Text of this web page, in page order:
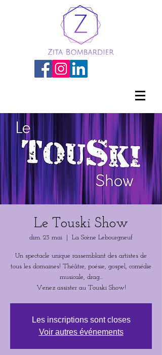
Le Touski Show
dim. 23 mai La Scène Lebourgneuf
Un spectacle unique rassemblant des artistes de
tous les domaines! Théâtre, poésie, gospel, comédie
musicale, drag...
Venez assister au Touski Show!
Les inscriptions sont closes
Voir autres événements